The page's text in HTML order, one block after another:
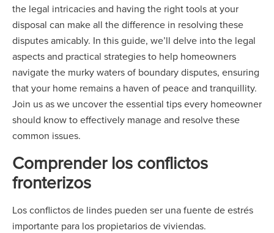
the legal intricacies and having the right tools at your
disposal can make all the difference in resolving these
disputes amicably. In this guide, we’ll delve into the legal
aspects and practical strategies to help homeowners
navigate the murky waters of boundary disputes, ensuring
that your home remains a haven of peace and tranquillity.
Join us as we uncover the essential tips every homeowner
should know to effectively manage and resolve these
common issues.
Comprender los conflictos
fronterizos
Los conflictos de lindes pueden ser una fuente de estrés
importante para los propietarios de viviendas.